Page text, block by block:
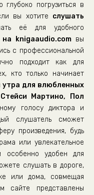
глубоко погрузиться в
вы хотите слушать
её для удобного
на knigaaudio.comвы
с профессиональной
подходит как для
кто только начинает
утра для влюбленных
Мартино, Пол
голосу диктора и
слушатель сможет
произведения, будь
или увлекательное
особенно удобен для
слушать в дороге,
или дома, совмещая
сайте представлены